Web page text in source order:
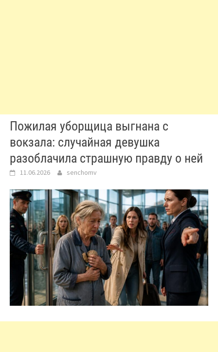
Пожилая уборщица выгнана с
вокзала: случайная девушка
разоблачила страшную правду о ней
11.06.2026 senchomv